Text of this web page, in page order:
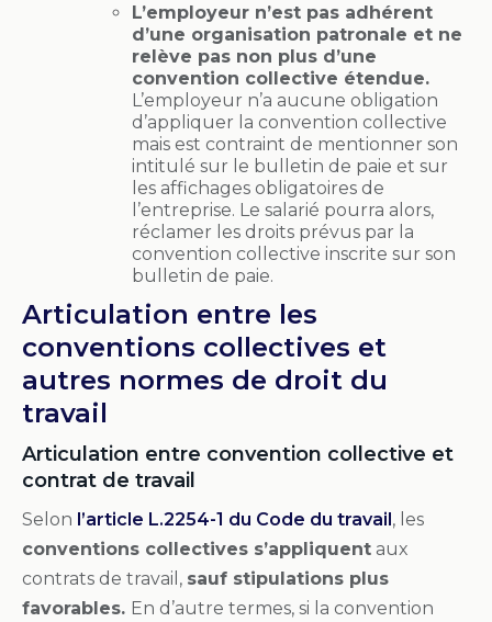
L’employeur n’est pas adhérent
d’une organisation patronale et ne
relève pas non plus d’une
convention collective étendue.
L’employeur n’a aucune obligation
d’appliquer la convention collective
mais est contraint de mentionner son
intitulé sur le bulletin de paie et sur
les affichages obligatoires de
l’entreprise. Le salarié pourra alors,
réclamer les droits prévus par la
convention collective inscrite sur son
bulletin de paie.
Articulation entre les
conventions collectives et
autres normes de droit du
travail
Articulation entre convention collective et
contrat de travail
Selon l’article L.2254-1 du Code du travail, les
conventions collectives s’appliquent aux
contrats de travail, sauf stipulations plus
favorables. En d’autre termes, si la convention